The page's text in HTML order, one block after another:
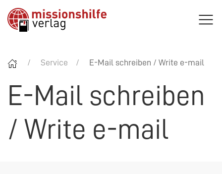
Service E-Mail schreiben / Write e-mail
E-Mail schreiben
/ Write e-mail